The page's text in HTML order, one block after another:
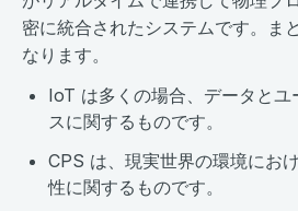
密に統合されたシステムです。ま
なります。
IoT は多くの場合、データとユ
スに関するものです。
CPS は、現実世界の環境にお
性に関するものです。